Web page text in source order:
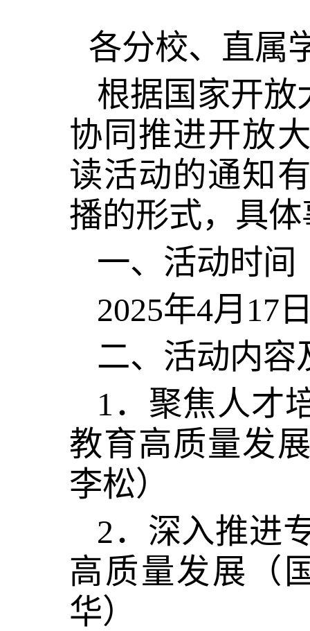
各分校、 直属
根据国家开放
协同推进开放
读活动的通知
播的形式，具
一、活动时间
2025年4月17
二、活动内容
1．聚焦人才
教育高质量发
李松）
2．深入推进
高质量发展（
华）